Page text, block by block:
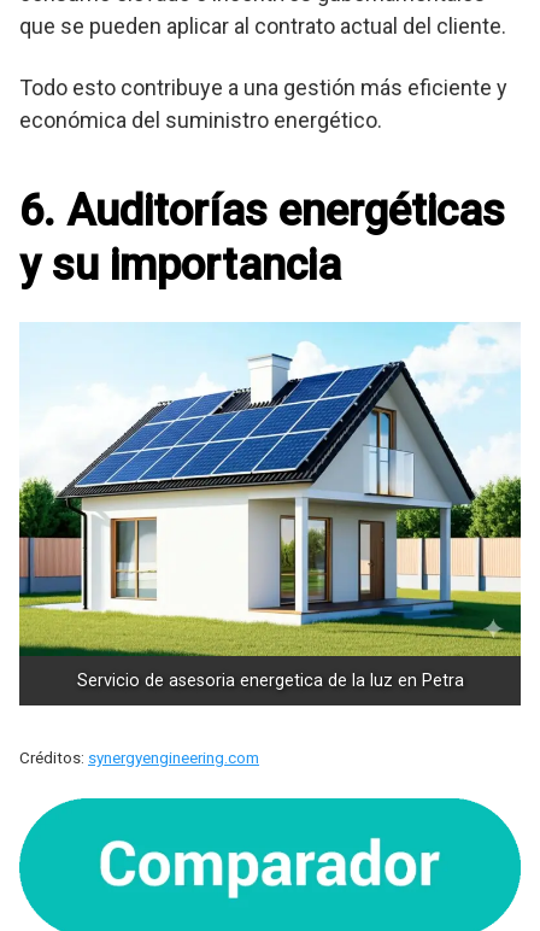
que se pueden aplicar al contrato actual del cliente.
Todo esto contribuye a una gestión más eficiente y
económica del suministro energético.
6. Auditorías energéticas
y su importancia
Servicio de asesoria energetica de la luz en Petra
Créditos: synergyengineering.com